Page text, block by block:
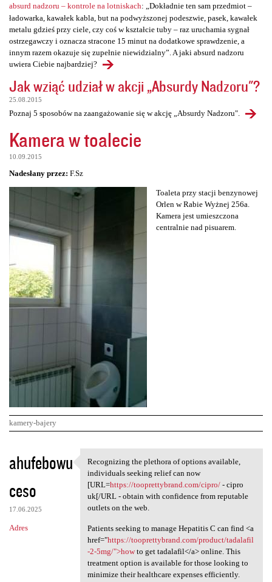
absurd nadzoru – kontrole na lotniskach: „Dokładnie ten sam przedmiot –
ładowarka, kawałek kabla, but na podwyższonej podeszwie, pasek, kawałek
metalu gdzieś przy ciele, czy coś w kształcie tuby – raz uruchamia sygnał
ostrzegawczy i oznacza stracone 15 minut na dodatkowe sprawdzenie, a
innym razem okazuje się zupełnie niewidzialny”. A jaki absurd nadzoru
uwiera Ciebie najbardziej?
Jak wziąć udział w akcji „Absurdy Nadzoru"?
25.08.2015
Poznaj 5 sposobów na zaangażowanie się w akcję „Absurdy Nadzoru".
Kamera w toalecie
10.09.2015
Nadesłany przez: F.Sz
Toaleta przy stacji benzynowej
Orlen w Rabie Wyżnej 256a.
Kamera jest umieszczona
centralnie nad pisuarem.
kamery-bajery
K
o
m
e
n
ahufebowu
ceso
17.06.2025
Adres
Recognizing the plethora of
Recognizing the plethora of options available,
individuals seeking relief can now
[URL=https://tooprettybrand.com/cipro/- cipro
uk[/URL - obtain with confidence from reputable
outlets on the web.
Patients seeking to manage Hepatitis C can find <a
href="https://tooprettybrand.com/product/tadalafil
-2-5mg/">howto get tadalafil</a> online. This
treatment option is available for those looking to
minimize their healthcare expenses efficiently.